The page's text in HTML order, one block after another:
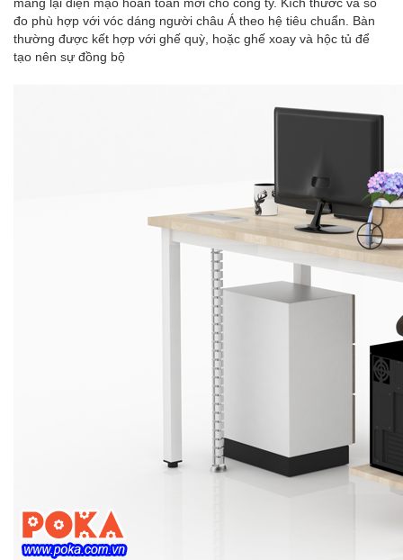
đo phù hợp với vóc dáng người châu Á theo hệ tiêu chuẩn. Bàn
thường được kết hợp với ghế quỳ, hoặc ghế xoay và hộc tủ để
tạo nên sự đồng bộ